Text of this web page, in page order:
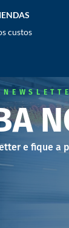
custos
e fique a